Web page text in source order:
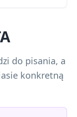
do pisania, a
konkretną